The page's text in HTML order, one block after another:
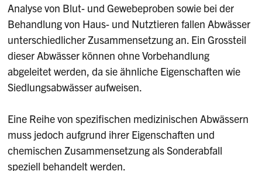
Analyse von Blut- und Gewebeproben sowie bei der
Behandlung von Haus- und Nutztieren fallen Abwässer
unterschiedlicher Zusammensetzung an. Ein Grossteil
dieser Abwässer können ohne Vorbehandlung
abgeleitet werden, da sie ähnliche Eigenschaften wie
Siedlungsabwässer aufweisen.
Eine Reihe von spezifischen medizinischen Abwässern
muss jedoch aufgrund ihrer Eigenschaften und
chemischen Zusammensetzung als Sonderabfall
speziell behandelt werden.